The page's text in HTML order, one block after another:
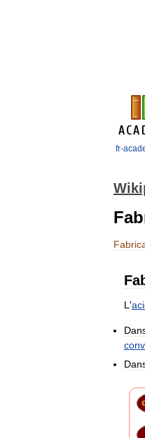
fr-
L '